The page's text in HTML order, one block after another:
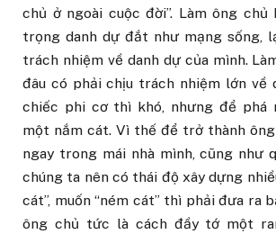
chủ ở ngoài cuộc đời”. Làm ông
trọng danh dự đắt như mạng sống,
trách nhiệm về danh dự của mình.
đâu có phải chịu trách nhiệm lớn về
chiếc phi cơ thì khó, nhưng để phá
một nắm cát. Vì thế để trở thành
ngay trong mái nhà mình, cũng như
chúng ta nên có thái độ xây dựng
cát”, muốn “ném cát” thì phải đưa ra
ông chủ tức là cách đầy tớ một